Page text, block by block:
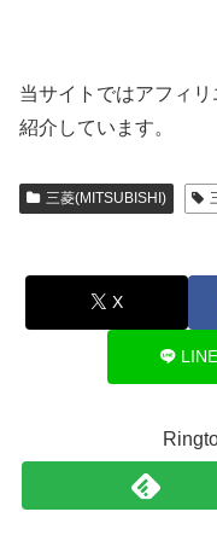
当サイトではアフィ
紹介しています。
三菱(MITSUBISHI)
X
LINE